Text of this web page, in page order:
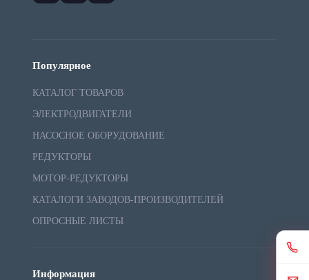
Популярное
КАТАЛОГ ТОВАРОВ
ЭЛЕКТРОДВИГАТЕЛИ
НАСОСНОЕ ОБОРУДОВАНИЕ
РЕДУКТОРЫ
МОТОР-РЕДУКТОРЫ
КАТАЛОГИ ЗАВОДОВ-ПРОИЗВОДИТЕЛЕЙ
ОПРОСНЫЕ ЛИСТЫ
Информация